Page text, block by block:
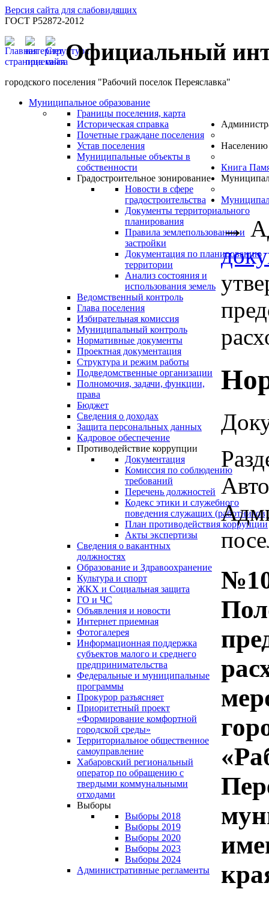
Версия сайта для слабовидящих
ГОСТ Р52872-2012
Официальный
городского поселения "Рабочий поселок Переяславка"
Муниципальное образование
Границы поселения, карта
Историческая справка
Почетные граждане поселения
Устав поселения
Муниципальные объекты в
собственности
Градостроительное зонирование
Новости в сфере
градостроительства
Документы территориального
планирования
Правила землепользования и
застройки
Документация по планированию
территории
Анализ состояния и
использования земель
Ведомственный контроль
Глава поселения
Избирательная комиссия
Муниципальный контроль
Нормативные документы
Проектная документация
Структура и режим работы
Подведомственные организации
Полномочия, задачи, функции,
права
Бюджет
Сведения о доходах
Защита персональных данных
Кадровое обеспечение
Противодействие коррупции
Документация
Комиссия по соблюдению
требований
Перечень должностей
Кодекс этики и служебного
поведения служащих (работников)
План противодействия коррупции
Акты экспертизы
Сведения о вакантных
должностях
Населению
Образование и Здравоохранение
Культура и спорт
ЖКХ и Социальная защита
ГО и ЧС
Объявления и новости
Интернет приемная
Фотогалерея
Информационная поддержка
субъектов малого и среднего
предпринимательства
Федеральные и муниципальные
программы
Прокурор разъясняет
Приоритетный проект
«Формирование комфортной
городской среды»
Территориальное общественное
самоуправление
Хабаровский региональный
оператор по обращению с
твердыми коммунальными
отходами
Выборы
Выборы 2018
Выборы 2019
Выборы 2020
Выборы 2023
Выборы 2024
Книга
Административные регламенты
→